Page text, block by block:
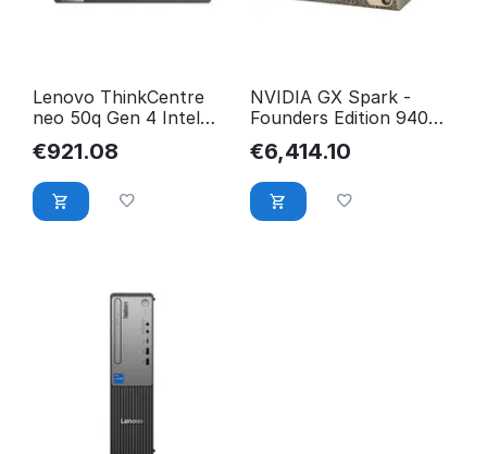
Lenovo ThinkCentre
neo 50q Gen 4 Intel
CoreT i5 i5-13420H 16
12LN001EGE
€921.08
NVIDIA GX Spark -
Founders Edition 940-
54242-0005-000
€6,414.10